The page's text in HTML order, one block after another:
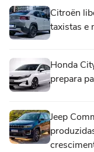
Citroën
taxistas e
Honda
prepara
Jeep